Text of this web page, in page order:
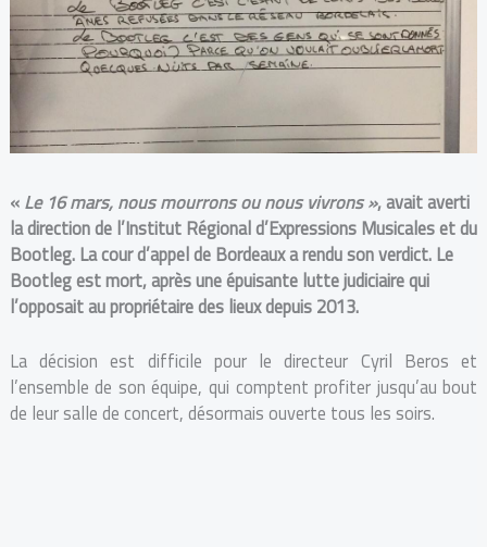
«Le 16 mars, nous mourrons ou nous vivrons », avait averti
la direction de l’Institut Régional d’Expressions Musicales et du
Bootleg. La cour d’appel de Bordeaux a rendu son verdict. Le
Bootleg est mort, après une épuisante lutte judiciaire qui
l’opposait au propriétaire des lieux depuis 2013.
La décision est difficile pour le directeur Cyril Beros et
l’ensemble de son équipe, qui comptent profiter jusqu’au bout
de leur salle de concert, désormais ouverte tous les soirs.